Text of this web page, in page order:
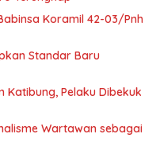
Koramil 42-03/Pnh
Standar Baru
Katibung, Pelaku Dibekuk
Wartawan sebagai